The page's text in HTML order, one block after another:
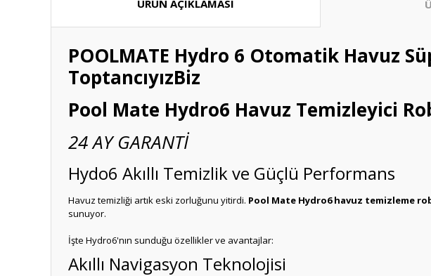
ÜRÜN AÇIKLAMASI
POOLMATE Hydro 6 Otomatik Havuz
ToptancıyızBiz
Pool Mate Hydro6 Havuz Temizleyici
24 AY GARANTİ
Hydo6 Akıllı Temizlik ve Güçlü Performans
Havuz temizliği artık eski zorluğunu yitirdi. Pool Mate Hydro6 havuz temizleme
sunuyor.
İşte Hydro6'nın sunduğu özellikler ve avantajlar:
Akıllı Navigasyon Teknolojisi